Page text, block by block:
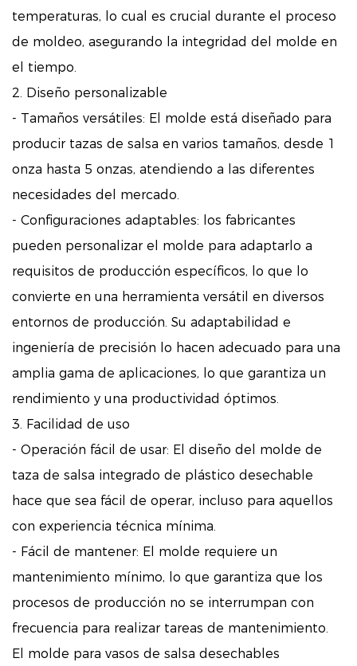
temperaturas, lo cual es crucial durante el proceso
de moldeo, asegurando la integridad del molde en
el tiempo.
2. Diseño personalizable
- Tamaños versátiles: El molde está diseñado para
producir tazas de salsa en varios tamaños, desde 1
onza hasta 5 onzas, atendiendo a las diferentes
necesidades del mercado.
- Configuraciones adaptables: los fabricantes
pueden personalizar el molde para adaptarlo a
requisitos de producción específicos, lo que lo
convierte en una herramienta versátil en diversos
entornos de producción. Su adaptabilidad e
ingeniería de precisión lo hacen adecuado para una
amplia gama de aplicaciones, lo que garantiza un
rendimiento y una productividad óptimos.
3. Facilidad de uso
- Operación fácil de usar: El diseño del molde de
taza de salsa integrado de plástico desechable
hace que sea fácil de operar, incluso para aquellos
con experiencia técnica mínima.
- Fácil de mantener: El molde requiere un
mantenimiento mínimo, lo que garantiza que los
procesos de producción no se interrumpan con
frecuencia para realizar tareas de mantenimiento.
El molde para vasos de salsa desechables